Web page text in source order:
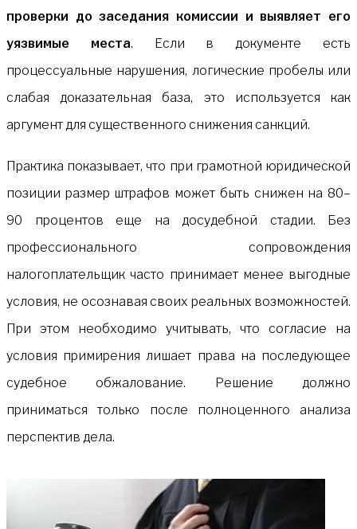
проверки до заседания комиссии и выявляет его
уязвимые места. Если в документе есть
процессуальные нарушения, логические пробелы или
слабая доказательная база, это используется как
аргумент для существенного снижения санкций.
Практика показывает, что при грамотной юридической
позиции размер штрафов может быть снижен на 80–
90 процентов еще на досудебной стадии. Без
профессионального сопровождения
налогоплательщик часто принимает менее выгодные
условия, не осознавая своих реальных возможностей.
При этом необходимо учитывать, что согласие на
условия примирения лишает права на последующее
судебное обжалование. Решение должно
приниматься только после полноценного анализа
перспектив дела.